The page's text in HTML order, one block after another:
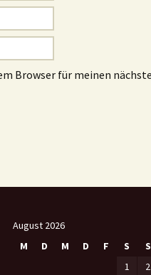
Browser für meinen
August 2026
M
D M D F S
S
1
2